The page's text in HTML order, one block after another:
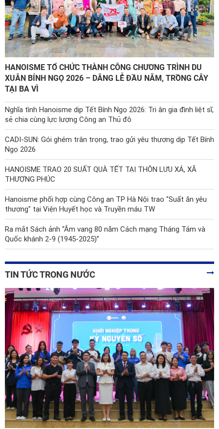
Công ty *
Chức vụ *
Lĩnh vực hoạt động *
Lời giới thiệu ngắn
ĐĂNG KÝ HỘI VIÊN
Các ô có dấu * cần điền đầy đủ thông tin
Tải hồ sơ đăng ký Hội viên tại đây
HANOISME TỔ CHỨC THÀNH CÔNG CHƯƠNG TRÌNH DU
XUÂN BÍNH NGỌ 2026 – DÂNG LỄ ĐẦU NĂM, TRỒNG CÂY
TẠI BA VÌ
Nghĩa tình Hanoisme dịp Tết Bính Ngọ 2026: Tri ân gia đình liệt sĩ,
sẻ chia cùng lực lượng Công an Thủ đô
CADI-SUN: Gói ghém trân trọng, trao gửi yêu thương dịp Tết Bính
Ngọ 2026
HANOISME TRAO 20 SUẤT QUÀ TẾT TẠI THÔN LƯU XÁ, XÃ
THƯỢNG PHÚC
Hanoisme phối hợp cùng Công an TP Hà Nội trao "Suất ăn yêu
thương" tại Viện Huyết học và Truyền máu TW
Ra mắt Sách ảnh “Âm vang 80 năm Cách mạng Tháng Tám và
Quốc khánh 2-9 (1945-2025)”
TIN TỨC TRONG NƯỚC